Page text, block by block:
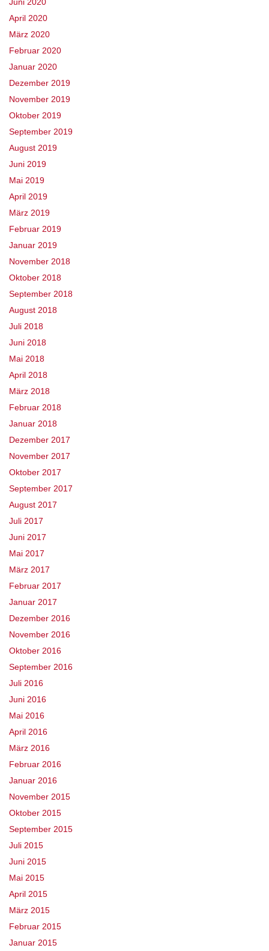
April 2020
März 2020
Februar 2020
Januar 2020
Dezember 2019
November 2019
Oktober 2019
September 2019
August 2019
Juni 2019
Mai 2019
April 2019
März 2019
Februar 2019
Januar 2019
November 2018
Oktober 2018
September 2018
August 2018
Juli 2018
Juni 2018
Mai 2018
April 2018
März 2018
Februar 2018
Januar 2018
Dezember 2017
November 2017
Oktober 2017
September 2017
August 2017
Juli 2017
Juni 2017
Mai 2017
März 2017
Februar 2017
Januar 2017
Dezember 2016
November 2016
Oktober 2016
September 2016
Juli 2016
Juni 2016
Mai 2016
April 2016
März 2016
Februar 2016
Januar 2016
November 2015
Oktober 2015
September 2015
Juli 2015
Juni 2015
Mai 2015
April 2015
März 2015
Februar 2015
Januar 2015